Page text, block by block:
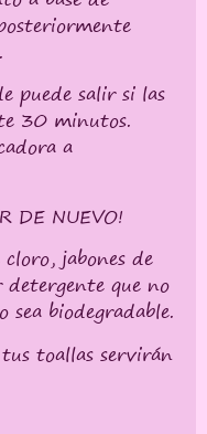
puede salir si las
30 minutos.
a
DE NUEVO!
jabones de
detergente que no
sea biodegradable.
toallas servirán